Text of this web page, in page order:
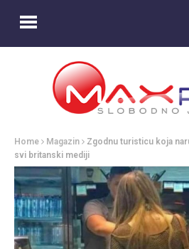
Home Magazin
Zgodnu turisticu koja
svi britanski mediji